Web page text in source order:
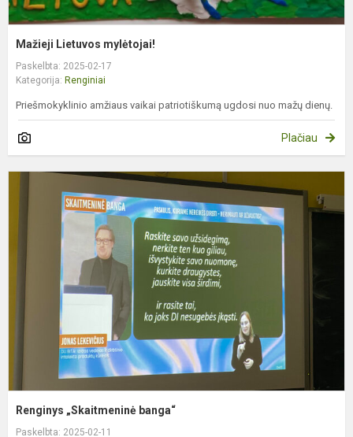
Mažieji Lietuvos mylėtojai!
Paskelbta: 2025-02-17
Kategorija: Renginiai
Priešmokyklinio amžiaus vaikai patriotiškumą ugdosi nuo mažų dienų.
Plačiau
Renginys „Skaitmeninė banga“
Paskelbta: 2025-02-11